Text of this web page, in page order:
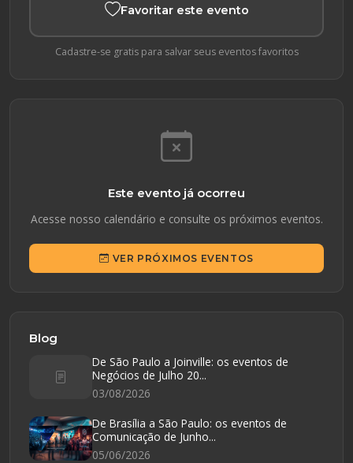
Favoritar este evento
Cadastre-se gratis para salvar seus eventos favoritos
Este evento já ocorreu
Acesse nosso calendário e consulte os próximos eventos.
VER PRÓXIMOS EVENTOS
Blog
De São Paulo a Joinville: os eventos de
Negócios de Julho 20...
03/08/2026
De Brasília a São Paulo: os eventos de
Comunicação de Junho...
05/06/2026